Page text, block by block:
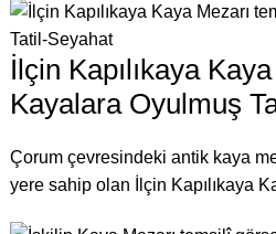
Tatil-Seyahat
İlçin Kapılıkaya
Kayalara Oyulmuş
Çorum çevresindeki antik kaya
yere sahip olan İlçin Kapılıkaya